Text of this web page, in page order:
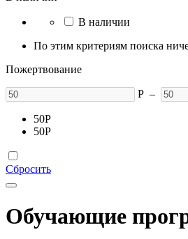
В наличии
По этим критериям поиска
Пожертвование
Р –
50Р
50Р
Сбросить
Обучающие